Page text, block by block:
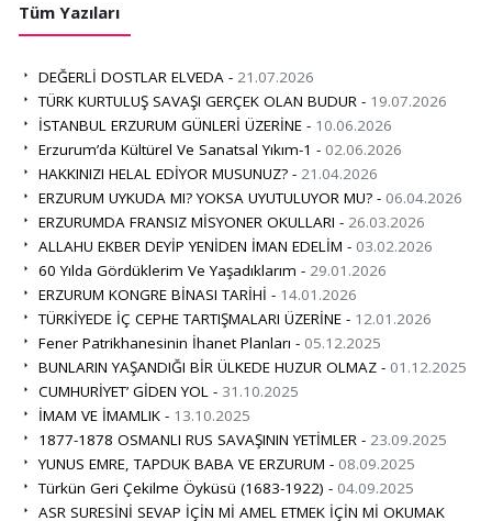
Tüm Yazıları
DEĞERLİ DOSTLAR ELVEDA - 21.07.2026
TÜRK KURTULUŞ SAVAŞI GERÇEK OLAN BUDUR - 19.07.2026
İSTANBUL ERZURUM GÜNLERİ ÜZERİNE - 10.06.2026
Erzurum’da Kültürel Ve Sanatsal Yıkım-1 - 02.06.2026
HAKKINIZI HELAL EDİYOR MUSUNUZ? - 21.04.2026
ERZURUM UYKUDA MI? YOKSA UYUTULUYOR MU? - 06.04.2026
ERZURUMDA FRANSIZ MİSYONER OKULLARI - 26.03.2026
ALLAHU EKBER DEYİP YENİDEN İMAN EDELİM - 03.02.2026
60 Yılda Gördüklerim Ve Yaşadıklarım - 29.01.2026
ERZURUM KONGRE BİNASI TARİHİ - 14.01.2026
TÜRKİYEDE İÇ CEPHE TARTIŞMALARI ÜZERİNE - 12.01.2026
Fener Patrikhanesinin İhanet Planları - 05.12.2025
BUNLARIN YAŞANDIĞI BİR ÜLKEDE HUZUR OLMAZ - 01.12.2025
CUMHURİYET’ GİDEN YOL - 31.10.2025
İMAM VE İMAMLIK - 13.10.2025
1877-1878 OSMANLI RUS SAVAŞININ YETİMLER - 23.09.2025
YUNUS EMRE, TAPDUK BABA VE ERZURUM - 08.09.2025
Türkün Geri Çekilme Öyküsü (1683-1922) - 04.09.2025
ASR SURESİNİ SEVAP İÇİN Mİ AMEL ETMEK İÇİN Mİ OKUMAK